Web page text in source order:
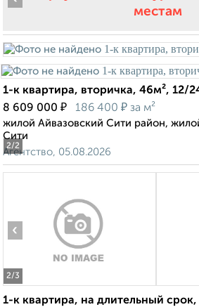
местам
2/2
1-к квартира, вторичка, 46м², 12/
8 609 000 ₽ 186 400 ₽ за м²
жилой Айвазовский Сити район,
Сити
Агентство, 05.08.2026
2/3
‹
1-к квартира, на длительный